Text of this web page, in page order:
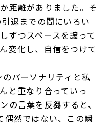
距離がありました。そ
退までの間にいろい
つスペースを譲って
変化し、自信をつけて
パーソナリティと私
と重なり合っていっ
の言葉を反芻すると、
偶然ではない、この瞬